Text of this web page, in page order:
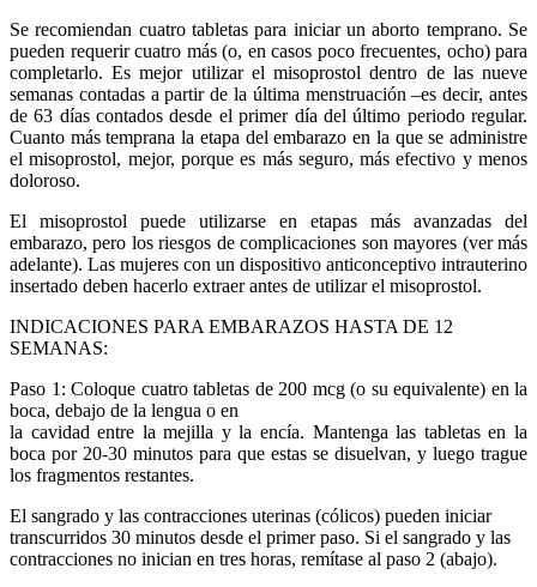
Se recomiendan cuatro tabletas para iniciar un aborto temprano. Se
pueden requerir cuatro más (o, en casos poco frecuentes, ocho) para
completarlo. Es mejor utilizar el misoprostol dentro de las nueve
semanas contadas a partir de la última menstruación –es decir, antes
de 63 días contados desde el primer día del último periodo regular.
Cuanto más temprana la etapa del embarazo en la que se administre
el misoprostol, mejor, porque es más seguro, más efectivo y menos
doloroso.
El misoprostol puede utilizarse en etapas más avanzadas del
embarazo, pero los riesgos de complicaciones son mayores (ver más
adelante). Las mujeres con un dispositivo anticonceptivo intrauterino
insertado deben hacerlo extraer antes de utilizar el misoprostol.
INDICACIONES PARA EMBARAZOS HASTA DE 12
SEMANAS:
Paso 1: Coloque cuatro tabletas de 200 mcg (o su equivalente) en la
boca, debajo de la lengua o en
la cavidad entre la mejilla y la encía. Mantenga las tabletas en la
boca por 20-30 minutos para que estas se disuelvan, y luego trague
los fragmentos restantes.
El sangrado y las contracciones uterinas (cólicos) pueden iniciar
transcurridos 30 minutos desde el primer paso. Si el sangrado y las
contracciones no inician en tres horas, remítase al paso 2 (abajo).